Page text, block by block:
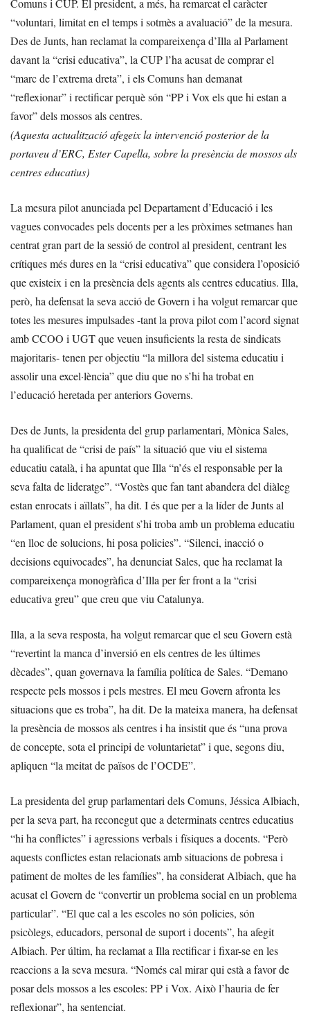
“voluntari, limitat en el temps i sotmès a avaluació” de la mesura.
Des de Junts, han reclamat la compareixença d’Illa al Parlament
davant la “crisi educativa”, la CUP l’ha acusat de comprar el
“marc de l’extrema dreta”, i els Comuns han demanat
“reflexionar” i rectificar perquè són “PP i Vox els que hi estan a
favor” dels mossos als centres.
(Aquesta actualització afegeix la intervenció posterior de la
portaveu d’ERC, Ester Capella, sobre la presència de mossos als
centres educatius)
La mesura pilot anunciada pel Departament d’Educació i les
vagues convocades pels docents per a les pròximes setmanes han
centrat gran part de la sessió de control al president, centrant les
crítiques més dures en la “crisi educativa” que considera l’oposició
que existeix i en la presència dels agents als centres educatius. Illa,
però, ha defensat la seva acció de Govern i ha volgut remarcar que
totes les mesures impulsades -tant la prova pilot com l’acord signat
amb CCOO i UGT que veuen insuficients la resta de sindicats
majoritaris- tenen per objectiu “la millora del sistema educatiu i
assolir una excel·lència” que diu que no s’hi ha trobat en
l’educació heretada per anteriors Governs.
Des de Junts, la presidenta del grup parlamentari, Mònica Sales,
ha qualificat de “crisi de país” la situació que viu el sistema
educatiu català, i ha apuntat que Illa “n’és el responsable per la
seva falta de lideratge”. “Vostès que fan tant abandera del diàleg
estan enrocats i aïllats”, ha dit. I és que per a la líder de Junts al
Parlament, quan el president s’hi troba amb un problema educatiu
“en lloc de solucions, hi posa policies”. “Silenci, inacció o
decisions equivocades”, ha denunciat Sales, que ha reclamat la
compareixença monogràfica d’Illa per fer front a la “crisi
educativa greu” que creu que viu Catalunya.
Illa, a la seva resposta, ha volgut remarcar que el seu Govern està
“revertint la manca d’inversió en els centres de les últimes
dècades”, quan governava la família política de Sales. “Demano
respecte pels mossos i pels mestres. El meu Govern afronta les
situacions que es troba”, ha dit. De la mateixa manera, ha defensat
la presència de mossos als centres i ha insistit que és “una prova
de concepte, sota el principi de voluntarietat” i que, segons diu,
apliquen “la meitat de països de l’OCDE”.
La presidenta del grup parlamentari dels Comuns, Jéssica Albiach,
per la seva part, ha reconegut que a determinats centres educatius
“hi ha conflictes” i agressions verbals i físiques a docents. “Però
aquests conflictes estan relacionats amb situacions de pobresa i
patiment de moltes de les famílies”, ha considerat Albiach, que ha
acusat el Govern de “convertir un problema social en un problema
particular”. “El que cal a les escoles no són policies, són
psicòlegs, educadors, personal de suport i docents”, ha afegit
Albiach. Per últim, ha reclamat a Illa rectificar i fixar-se en les
reaccions a la seva mesura. “Només cal mirar qui està a favor de
posar dels mossos a les escoles: PP i Vox. Això l’hauria de fer
reflexionar”, ha sentenciat.